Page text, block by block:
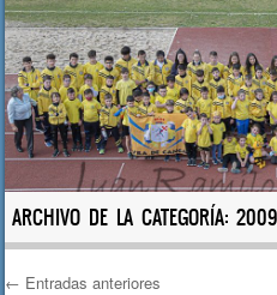
ARCHIVO DE LA CATEGORÍA:
← Entradas anteriores